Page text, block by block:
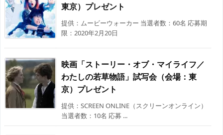
東京）プレゼント
提供：ムービーウォーカー 当選者数：60名 応募期
限：2020年2月20日
映画「ストーリー・オブ・マイライフ／
わたしの若草物語」試写会（会場：東
京）プレゼント
提供：SCREEN ONLINE（スクリーンオンライン）
当選者数：10名 応募 ...